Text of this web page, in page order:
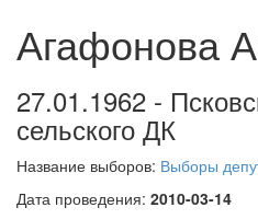
Агафонова
27.01.1962 -
сельского ДК
Название выборов: Выборы
Дата проведения: 2010-03-14